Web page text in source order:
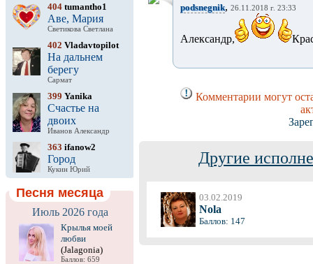
404 tumantho1
Аве, Мария
Светикова Светлана
402 Vladavtopilot
На дальнем
берегу
Сармат
399 Yanika
Счастье на
двоих
Иванов Александр
363 ifanow2
Город
Кукин Юрий
Песня месяца
Июль 2026 года
Крылья моей
любви
(Jalagonia)
Баллов: 659
podsnegnik, 26.11.2018 г. 23:33
Александр,
Комментарии могут
Другие
03.02.2019
Nola
Баллов: 147